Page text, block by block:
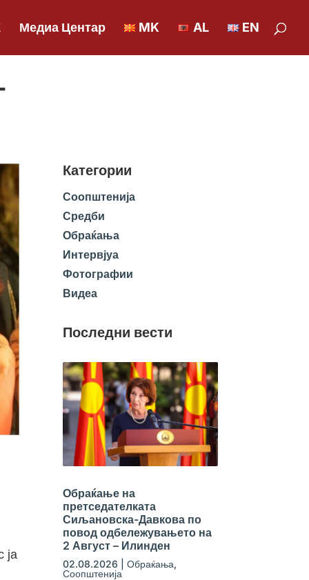
Медиа Центар MK AL EN
ја
Категории
Соопштенија
Средби
Обраќања
Интервјуа
Фотографии
Видеа
Последни вести
Обраќање на
претседателката
Сиљановска-Давкова по
повод одбележувањето на
2 Август – Илинден
02.08.2026 Обраќања,
Соопштенија